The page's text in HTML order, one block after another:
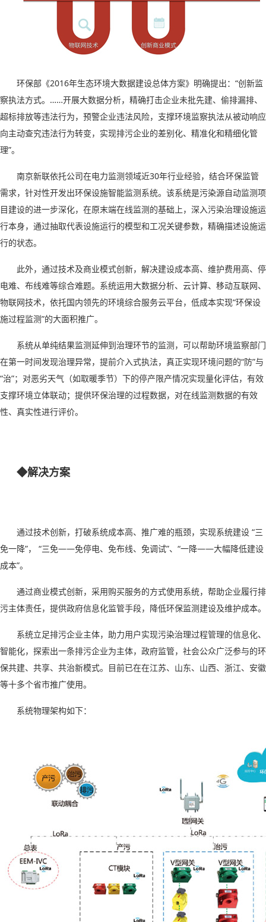
环保部《2016年生态环境大数据建设总体方案》明确提出：“创新监
察执法方式。……开展大数据分析，精确打击企业未批先建、偷排漏排、
超标排放等违法行为，预警企业违法风险，支撑环境监察执法从被动响应
向主动查究违法行为转变，实现排污企业的差别化、精准化和精细化管
理”。
南京新联依托公司在电力监测领域近30年行业经验，结合环保监管
需求，针对性开发出环保设施智能监测系统。该系统是污染源自动监测项
目建设的进一步深化，在原末端在线监测的基础上，深入污染治理设施运
行本身，通过抽取代表设施运行的模型和工况关键参数，精确描述设施运
行的状态。
此外，通过技术及商业模式创新，解决建设成本高、维护费用高、停
电难、布线难等综合难题。系统运用大数据分析、云计算、移动互联网、
物联网技术，依托国内领先的环境综合服务云平台，低成本实现“环保设
施过程监测”的大面积推广。
系统从单纯结果监测延伸到治理环节的监测，可以帮助环境监察部门
在第一时间发现治理异常，提前介入式执法，真正实现环境问题的“防”与
“治”；对恶劣天气（如取暖季节）下的停产限产情况实现量化评估，有效
支撑环境立体联动；提供环保治理的过程数据，对在线监测数据的有效
性、真实性进行评价。
◆解决方案
通过技术创新，打破系统成本高、推广难的瓶颈，实现系统建设 “三
免一降”， “三免——免停电、免布线、免调试”、 “一降——大幅降低建设
成本”。
通过商业模式创新，采用购买服务的方式使用系统，帮助企业履行排
污主体责任，提供政府信息化监管手段，降低环保监测建设及维护成本。
系统立足排污企业主体，助力用户实现污染治理过程管理的信息化、
智能化，探索出一条排污企业为主体，政府监管，社会公众广泛参与的环
保共建、共享、共治新模式。目前已在在江苏、山东、山西、浙江、安徽
等十多个省市推广使用。
系统物理架构如下：